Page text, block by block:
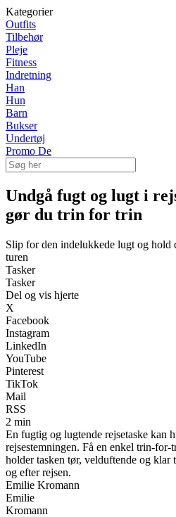
Kategorier
Outfits
Tilbehør
Pleje
Fitness
Indretning
Han
Hun
Barn
Bukser
Undertøj
Promo De
Undgå fugt og lugt i
gør du trin for trin
Slip for den indelukkede lugt og hold
turen
Tasker
Tasker
Del og vis hjerte
X
Facebook
Instagram
LinkedIn
YouTube
Pinterest
TikTok
Mail
RSS
2 min
En fugtig og lugtende rejsetaske kan
rejsestemningen. Få en enkel trin-
holder tasken tør, velduftende og
og efter rejsen.
Emilie Kromann
Emilie
Kromann